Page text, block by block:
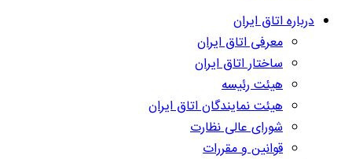
درباره اتاق ایران
معرفی اتاق ایران
ساختار اتاق ایران
هیئت رئیسه
هیئت نمایندگان اتاق ایران
شورای عالی نظارت
قوانین و مقررات